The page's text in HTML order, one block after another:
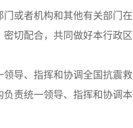
或者机构和其他有关部门在
切配合，共同做好本行政区
导、指挥和协调全国抗震救
责统一领导、指挥和协调本